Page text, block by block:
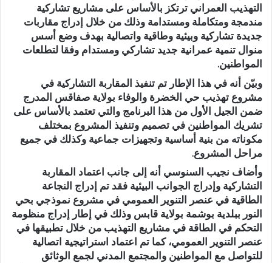
التهذيب العمراني ترتكز بالأساس على مشاريع تشاركية
مندمجة ومتكاملة ومستدامة وذلك من خلال إدراج مقاربات
جديدة تشاركية وبيئية وطاقية واتصالية بهدف وضع أسس
منوال تنمية عمرانية جديد تشاركي ومستدام وفقا لتطلعات
المواطنين.
وبيّن أنه في هذا الإطار تم تنفيذ المقاربة التشاركية في
مشروع تهذيب حي الخضرة والوفاء بولاية صفاقس المدرج
ضمن الجيل الأول من هذا البرنامج والتي تعتمد بالأساس على
تشريك المواطنين في تصميم وتنفيذ المشروع بمختلف
مكوناته من بنية أساسية وتجهيزات جماعية وكذلك في جميع
مراحل المشروع.
وأضاف نجيب السنوسي أنه إلى جانب اعتماد المقاربة
التشاركية وإدراج الجوانب البيئية فقد تم إدراج النجاعة
الطاقية في عنصر التنوير العمومي في مشروع نموذجي بحي
النور ببلدية بوشمة بولاية قابس وذلك في إطار إدراج منظومة
التحكم في الطاقة في مشاريع التهذيب من خلال تطبيقها في
عنصر التنوير العمومي، كما تم اعتماد استراتيجية اتصالية
للتواصل مع المواطنين والمجتمع المدني لجمع الوثائق